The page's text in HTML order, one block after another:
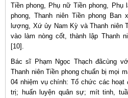
Tiền phong, Phụ nữ Tiền phong, Phụ
phong, Thanh niên Tiền phong
lượng, Xứ ủy Nam Kỳ và Thanh niên
vào làm nòng cốt, thành lập Thanh
[10].
Bác sĩ Phạm Ngọc Thạch đãcùng
Thanh niên Tiền phong chuẩn bị mọi
04 nhiệm vụ chính: Tổ chức các hoạt
trị; huấn luyện quân sự; mít tinh,